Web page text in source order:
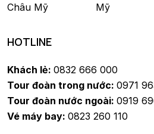
Châu Mỹ
Mỹ
HOTLINE
Khách lẻ: 0832 666 000
Tour đoàn trong nước: 0971
Tour đoàn nước ngoài: 0919
Vé máy bay: 0823 260 110